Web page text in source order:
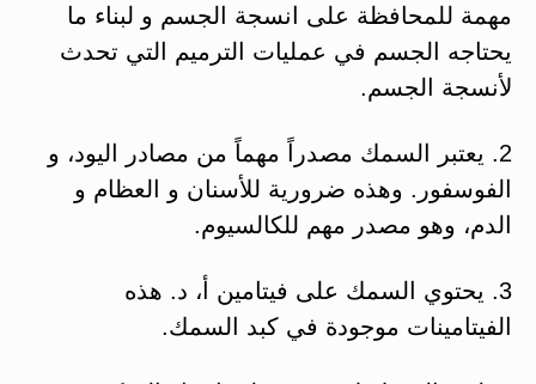
مهمة للمحافظة على انسجة الجسم و لبناء ما
يحتاجه الجسم في عمليات الترميم التي تحدث
لأنسجة الجسم.
2. يعتبر السمك مصدراً مهماً من مصادر اليود، و
الفوسفور. وهذه ضرورية للأسنان و العظام و
الدم، وهو مصدر مهم للكالسيوم.
3. يحتوي السمك على فيتامين أ، د. هذه
الفيتامينات موجودة في كبد السمك.